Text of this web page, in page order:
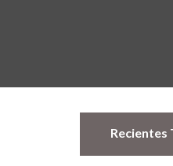
Recientes